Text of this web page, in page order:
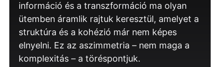
információ és a transzformáció ma olyan
ütemben áramlik rajtuk keresztül, amelyet a
struktúra és a kohézió már nem képes
elnyelni. Ez az aszimmetria – nem maga a
komplexitás – a töréspontjuk.